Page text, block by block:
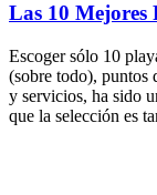
Las 10 Mejores
Escoger sólo 10
(sobre todo), puntos
y servicios, ha sido
que la selección es